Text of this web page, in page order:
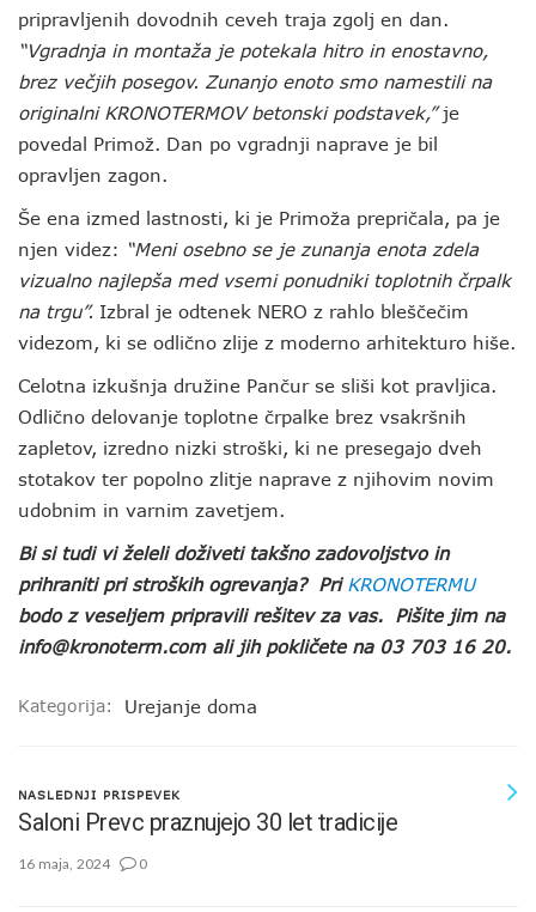
pripravljenih dovodnih ceveh traja zgolj en dan.
“Vgradnja in montaža je potekala hitro in enostavno,
brez večjih posegov. Zunanjo enoto smo namestili na
originalni KRONOTERMOV betonski podstavek,”je
povedal Primož. Dan po vgradnji naprave je bil
opravljen zagon.
Še ena izmed lastnosti, ki je Primoža prepričala, pa je
njen videz: “Meni osebno se je zunanja enota zdela
vizualno najlepša med vsemi ponudniki toplotnih črpalk
na trgu”. Izbral je odtenek NERO z rahlo bleščečim
videzom, ki se odlično zlije z moderno arhitekturo hiše.
Celotna izkušnja družine Pančur se sliši kot pravljica.
Odlično delovanje toplotne črpalke brez vsakršnih
zapletov, izredno nizki stroški, ki ne presegajo dveh
stotakov ter popolno zlitje naprave z njihovim novim
udobnim in varnim zavetjem.
Bi si tudi vi želeli doživeti takšno zadovoljstvo in
prihraniti pri stroških ogrevanja? Pri KRONOTERMU
bodo z veseljem pripravili rešitev za vas. Pišite jim na
info@kronoterm.com ali jih pokličete na 03 703 16 20.
Kategorija: Urejanje doma
NASLEDNJI PRISPEVEK
Saloni Prevc praznujejo 30 let tradicije
16 maja, 2024 0